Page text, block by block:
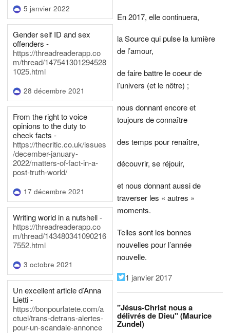
5 janvier 2022
Gender self ID and sex
offenders -
https://threadreaderapp.co
m/thread/147541301294528
1025.html
28 décembre 2021
From the right to voice
opinions to the duty to
check facts -
https://thecritic.co.uk/issues
/december-january-
2022/matters-of-fact-in-a-
post-truth-world/
17 décembre 2021
Writing world in a nutshell -
https://threadreaderapp.co
m/thread/143480341090216
7552.html
3 octobre 2021
Un excellent article d’Anna
Lietti -
https://bonpourlatete.com/a
ctuel/trans-detrans-alertes-
pour-un-scandale-annonce
En 2017, elle continuera,
la Source qui pulse la lumière
de l’amour,
de faire battre le coeur de
l’univers (et le nôtre) ;
nous donnant encore et
toujours de connaître
des temps pour renaître,
découvrir, se réjouir,
et nous donnant aussi de
traverser les « autres »
moments.
Telles sont les bonnes
nouvelles pour l’année
nouvelle.
1 janvier 2017
"Jésus-Christ nous a
délivrés de Dieu" (Maurice
Zundel)